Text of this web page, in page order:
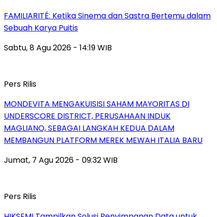
FAMILIARITÉ: Ketika Sinema dan Sastra Bertemu dalam
Sebuah Karya Puitis
Sabtu, 8 Agu 2026 - 14:19 WIB
Pers Rilis
MONDEVITA MENGAKUISISI SAHAM MAYORITAS DI
UNDERSCORE DISTRICT, PERUSAHAAN INDUK
MAGLIANO, SEBAGAI LANGKAH KEDUA DALAM
MEMBANGUN PLATFORM MEREK MEWAH ITALIA BARU
Jumat, 7 Agu 2026 - 09:32 WIB
Pers Rilis